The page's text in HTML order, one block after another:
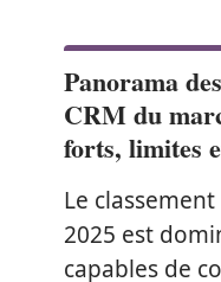
Panorama
CRM du
forts, limites
Le classement
2025 est
capables de